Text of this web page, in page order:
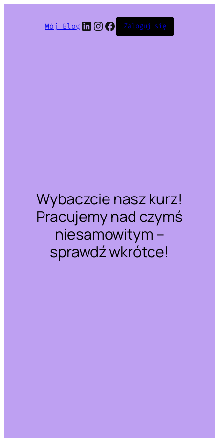
Mój Blog LinkedIn
Instagram
Facebook
Zaloguj się
Wybaczcie nasz kurz!
Pracujemy nad czymś
niesamowitym –
sprawdź wkrótce!